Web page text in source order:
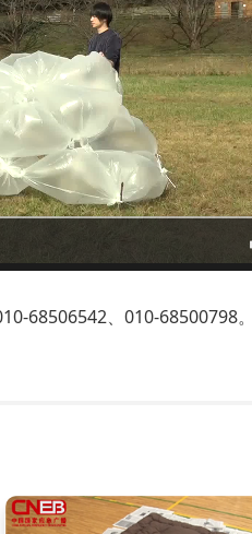
68506542、010-68500798。